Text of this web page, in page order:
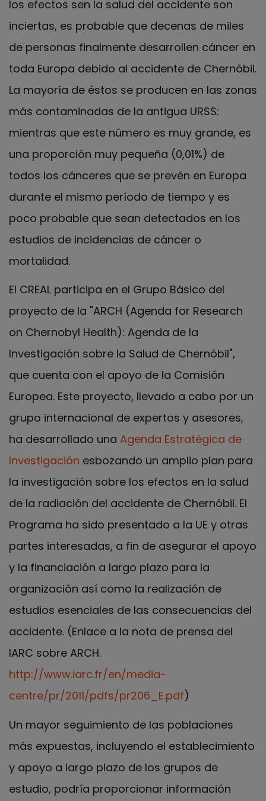
los efectos sen la salud del accidente son
inciertas, es probable que decenas de miles
de personas finalmente desarrollen cáncer en
toda Europa debido al accidente de Chernóbil.
La mayoría de éstos se producen en las zonas
más contaminadas de la antigua URSS:
mientras que este número es muy grande, es
una proporción muy pequeña (0,01%) de
todos los cánceres que se prevén en Europa
durante el mismo período de tiempo y es
poco probable que sean detectados en los
estudios de incidencias de cáncer o
mortalidad.
El CREAL participa en el Grupo Básico del
proyecto de la "ARCH (Agenda for Research
on Chernobyl Health): Agenda de la
Investigación sobre la Salud de Chernóbil",
que cuenta con el apoyo de la Comisión
Europea. Este proyecto, llevado a cabo por un
grupo internacional de expertos y asesores,
ha desarrollado una Agenda Estratégica de
Investigación esbozando un amplio plan para
la investigación sobre los efectos en la salud
de la radiación del accidente de Chernóbil. El
Programa ha sido presentado a la UE y otras
partes interesadas, a fin de asegurar el apoyo
y la financiación a largo plazo para la
organización así como la realización de
estudios esenciales de las consecuencias del
accidente. (Enlace a la nota de prensa del
IARC sobre ARCH.
http://www.iarc.fr/en/media-
centre/pr/2011/pdfs/pr206_E.pdf)
Un mayor seguimiento de las poblaciones
más expuestas, incluyendo el establecimiento
y apoyo a largo plazo de los grupos de
estudio, podría proporcionar información